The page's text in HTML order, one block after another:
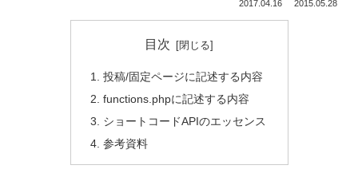
2017.04.16 2015.05.28
目次
投稿/固定ページに記述する内容
functions.phpに記述する内容
ショートコードAPIのエッセンス
参考資料